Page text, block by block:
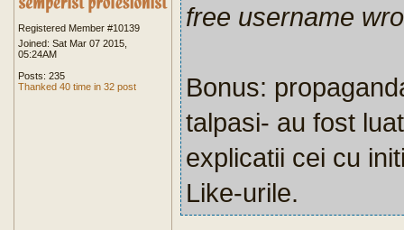
Registered Member #10139
Joined: Sat Mar 07 2015,
05:24AM
Posts: 235
Thanked 40 time in 32 post
free username
Bonus:
talpasi- au fost
explicatii cei cu
Like-urile.